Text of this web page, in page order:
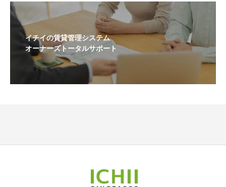
イチイの賃貸管理システム
オーナーズトータルサポート